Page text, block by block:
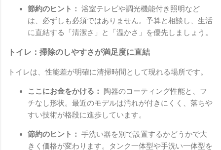
節約のヒント： 浴室テレビや調光機能付き照明など
は、必ずしも必須ではありません。予算と相談し、生活
に直結する「清潔さ」と「温かさ」を優先しましょう。
トイレ：掃除のしやすさが満足度に直結
トイレは、性能差が明確に清掃時間として現れる場所です。
ここにお金をかける：
陶器のコーティング性能と、フ
チなし形状。最近のモデルは汚れが付きにくく、落ちや
すい技術が格段に進歩しています。
節約のヒント： 手洗い器を別で設置するかどうかで大
きく価格が変わります。タンク一体型や手洗い一体型を